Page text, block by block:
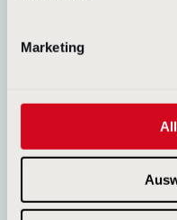
Marketing
Jedenfalls als
eines Keywords